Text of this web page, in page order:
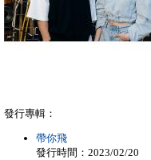
發行專輯：
帶你飛
發行時間：2023/02/20